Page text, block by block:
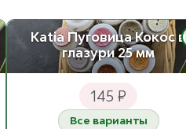
Katia Пуговица Кокос в
глазури 25 мм
145 ₽
Все варианты